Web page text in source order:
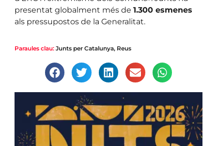
presentat globalment més de 1.300 esmenes
als pressupostos de la Generalitat.
Paraules clau: Junts per Catalunya, Reus